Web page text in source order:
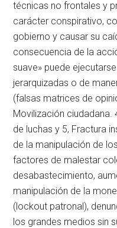
técnicas no frontales y
carácter conspirativo,
gobierno y causar su
consecuencia de la
suave» puede
jerarquizadas o de
(falsas matrices de
Movilización ciudadana.
de luchas y 5, Fractura
de la manipulación de
factores de malestar
desabastecimiento,
manipulación de la
(lockout patronal),
los grandes medios sin